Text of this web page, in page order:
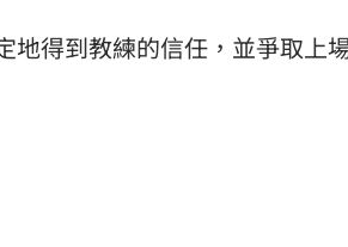
得到教練的信任，並爭取上